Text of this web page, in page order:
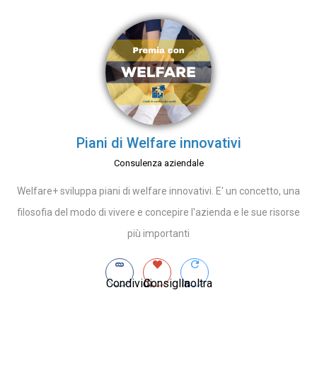
Piani di Welfare innovativi
Consulenza aziendale
Welfare+ sviluppa piani di welfare innovativi. E' un concetto, una
filosofia del modo di vivere e concepire l'azienda e le sue risorse
più importanti
CondividiConsigliaInoltra